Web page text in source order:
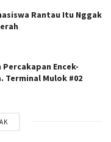
Rantau Itu Nggak
Percakapan Encek-
Terminal Mulok #02